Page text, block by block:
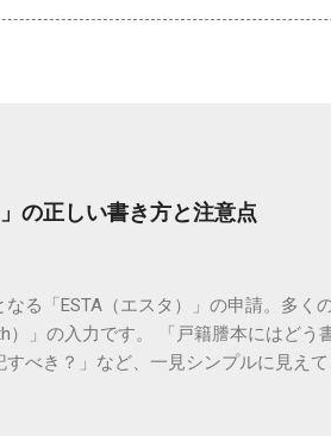
の正しい書き方と注意点
る「ESTA（エスタ）」の申請。多く
）」の入力です。 「戸籍謄本にはどう
べき？」など、一見シンプルに見え
対策まで、基本ルールを詳しく解説し